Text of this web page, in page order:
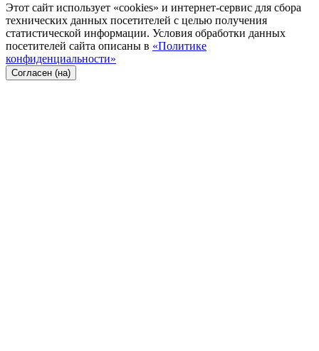
Этот сайт использует «cookies» и интернет-сервис для сбора
технических данных посетителей с целью получения
статистической информации. Условия обработки данных
посетителей сайта описаны в «Политике
конфиденциальности»
Согласен (на)